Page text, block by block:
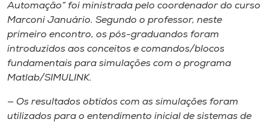
Selecione
o idioma
Automação” foi ministrada pelo coordenador do curso
Marconi Januário. Segundo o professor, neste
primeiro encontro, os pós-graduandos foram
introduzidos aos conceitos e comandos/blocos
fundamentais para simulações com o programa
Matlab/SIMULINK.
— Os resultados obtidos com as simulações foram
utilizados para o entendimento inicial de sistemas de